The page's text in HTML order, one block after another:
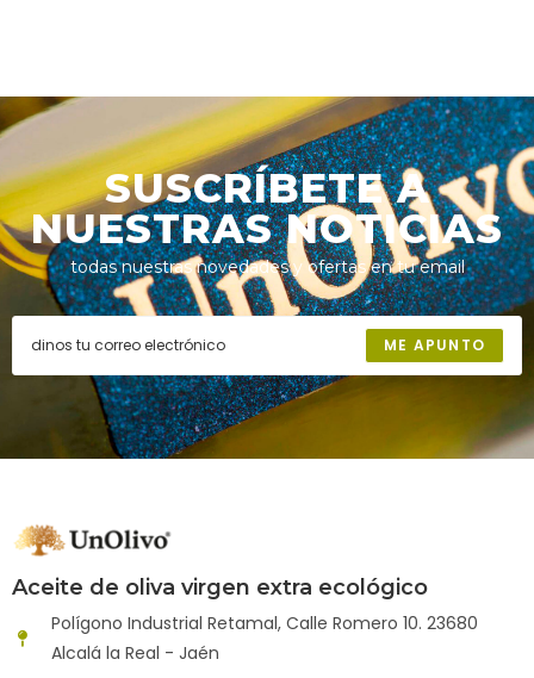
SUSCRÍBETE A
NUESTRAS NOTICIAS
todas nuestras novedades y ofertas en tu email
ME APUNTO
Aceite de oliva virgen extra ecológico
Polígono Industrial Retamal, Calle Romero 10. 23680
Alcalá la Real - Jaén